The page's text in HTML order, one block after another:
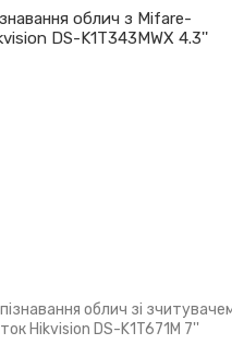
облич з Mifare-
DS-K1T343MWX 4.3''